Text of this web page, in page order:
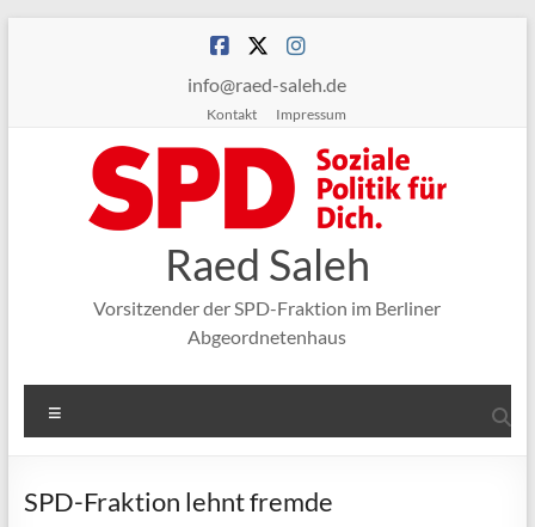
info@raed-saleh.de
Kontakt Impressum
Raed Saleh
Vorsitzender der SPD-Fraktion im Berliner
Abgeordnetenhaus
SPD-Fraktion lehnt fremde